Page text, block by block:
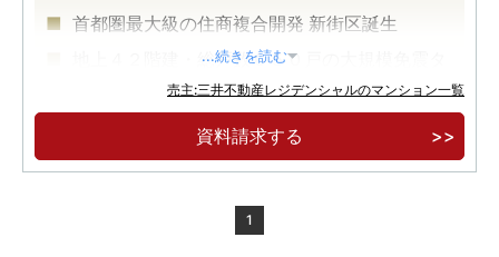
首都圏最大級の住商複合開発 新街区誕生
地上４２階建・総戸数６５０戸の大規模免震タ
公園を臨むラストタワーレジデンス
...続きを読む
売主:三井不動産レジデンシャルのマンション一覧
資料請求する
1